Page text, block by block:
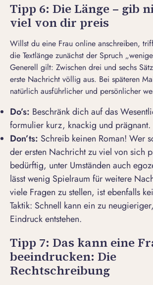
Tipp 6: Die Länge – gib
viel von dir preis
Willst du eine Frau online anschreiben,
die Textlänge zunächst der Spruch
Generell gilt: Zwischen drei und sechs
erste Nachricht völlig aus. Bei späteren
natürlich ausführlicher und persönlicher
Do’s: Beschränk dich auf das
formulier kurz, knackig und prägnant.
Don’ts: Schreib keinen Roman! Wer
der ersten Nachricht zu viel von sich
bedürftig, unter Umständen auch
lässt wenig Spielraum für weitere
viele Fragen zu stellen, ist ebenfalls
Taktik: Schnell kann ein zu
Eindruck entstehen.
Tipp 7: Das kann eine
beeindrucken: Die
Rechtschreibung